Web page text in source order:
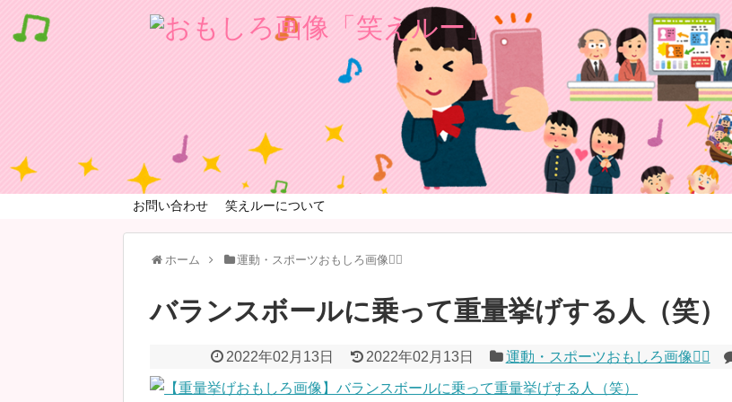
お問い合わせ 笑えルーについて
ホーム 運動・スポーツおもしろ画像🏃‍♂️
バランスボールに乗って重量挙げする人（笑）
2022年02月13日 2022年02月13日 運動・スポーツおもしろ画像🏃‍♂️